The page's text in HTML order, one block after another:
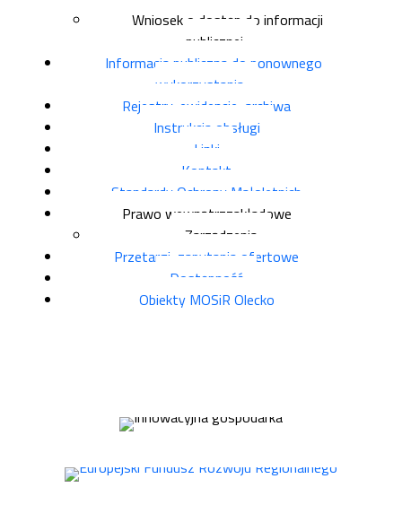
Wniosek o dostęp do informacji
publicznej
Informacja publiczna do ponownego
wykorzystania
Rejestry, ewidencje, archiwa
Instrukcja obsługi
Linki
Kontakt
Standardy Ochrony Małoletnich
Prawo wewnątrzzakładowe
Zarządzenia
Przetargi, zapytania ofertowe
Dostępność
Obiekty MOSiR Olecko